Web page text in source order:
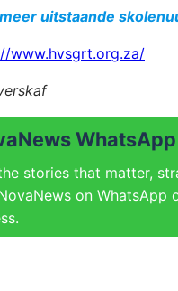
uitstaande
www.hvsgrt.org.za/
stories that matter,
on WhatsApp